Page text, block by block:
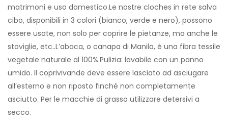
matrimoni e uso domestico.Le nostre cloches in rete salva
cibo, disponibili in 3 colori (bianco, verde e nero), possono
essere usate, non solo per coprire le pietanze, ma anche le
stoviglie, etc..L’abaca, o canapa di Manila, è una fibra tessile
vegetale naturale al 100%.Pulizia: lavabile con un panno
umido. Il coprivivande deve essere lasciato ad asciugare
all’esterno e non riposto finché non completamente
asciutto. Per le macchie di grasso utilizzare detersivi a
secco.